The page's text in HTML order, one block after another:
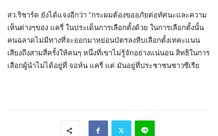
สว.ริชาร์ด ยังได้แจงอีกว่า “กระผมต้องขออภัยต่อทัศนะและความ
เห็นต่างๆของ แครี่ ในประเด็นการเลือกตั้งด้วย ในการเลือกตั้งนั้น
คนฉลาดไม่มีทางที่จะออกมาหย่อนบัตรลงหีบเลือกตั้งเทคะแนน
เสียงถึงสามสี่ครั้งให้คนๆ หนึ่งที่เขาไม่รู้จักอย่างแน่นอน สิทธิในการ
เลือกผู้นำไม่ได้อยู่ที่ จอห์น แครี่ แต่ มันอยู่ที่ประชาชนชาวซีเรีย